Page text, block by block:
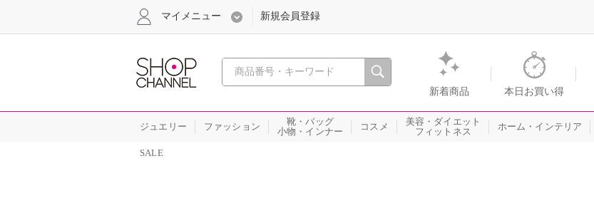
心おどる、瞬間を。通販・テレビショッピングのショップチャンネル
新着商品 本日お買い得
マイメニュー 新規会員登録
ジュエリー ファッション
靴・バッグ
小物・インナー
コスメ
美容・ダイエット
フィットネス
ホーム・インテリア
SALE